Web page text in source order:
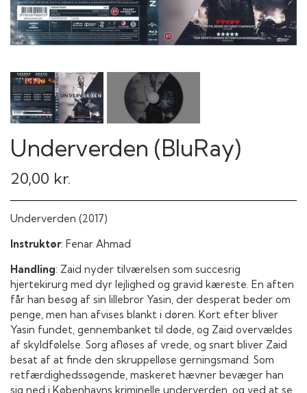
Underverden (BluRay)
20,00 kr.
Underverden (2017)
Instruktør: Fenar Ahmad
Handling: Zaid nyder tilværelsen som succesrig
hjertekirurg med dyr lejlighed og gravid kæreste. En aften
får han besøg af sin lillebror Yasin, der desperat beder om
penge, men han afvises blankt i døren. Kort efter bliver
Yasin fundet, gennembanket til døde, og Zaid overvældes
af skyldfølelse. Sorg afløses af vrede, og snart bliver Zaid
besat af at finde den skruppelløse gerningsmand. Som
retfærdighedssøgende, maskeret hævner bevæger han
sig ned i Københavns kriminelle underverden, og ved at se